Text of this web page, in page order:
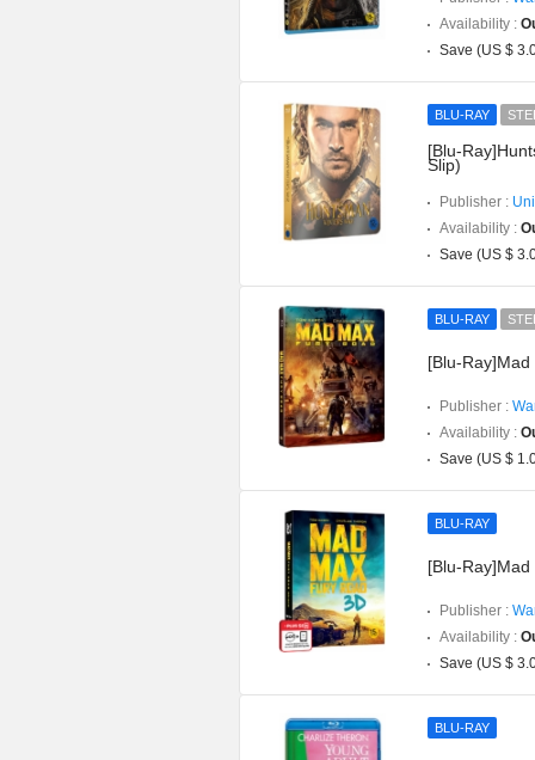
Availability :
Save (US $
BLU-RAY
[Blu-
Slip)
Publisher :
Availability :
Save (US $
BLU-RAY
[Blu-
Publisher :
Availability :
Save (US $
BLU-RAY
[Blu-
Publisher :
Availability :
Save (US $
BLU-RAY